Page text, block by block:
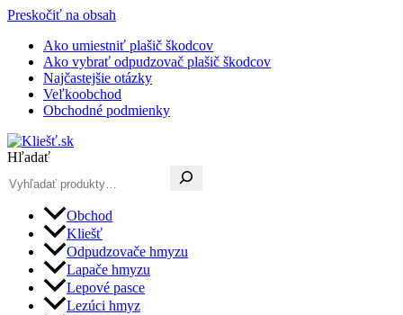
Preskočiť na obsah
Ako umiestniť plašič škodcov
Ako vybrať odpudzovač plašič škodcov
Najčastejšie otázky
Veľkoobchod
Obchodné podmienky
Hľadať
Obchod
Kliešť
Odpudzovače hmyzu
Lapače hmyzu
Lepové pasce
Lezúci hmyz